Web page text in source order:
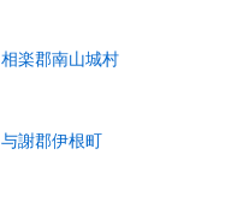
相楽郡南山城村
与謝郡伊根町